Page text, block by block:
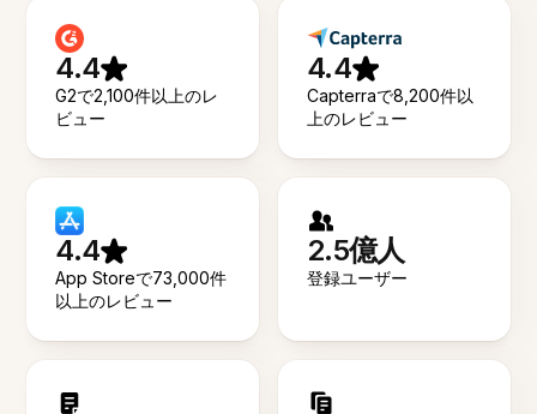
4.4
G2で2,100件以上のレ
ビュー
4.4
Capterraで8,200件以
上のレビュー
4.4
App Storeで73,000件
以上のレビュー
2.5億人
登録ユーザー